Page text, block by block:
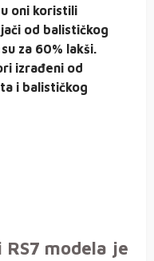
oni koristili
od balističkog
za 60% lakši.
izrađeni od
i balističkog
modela je